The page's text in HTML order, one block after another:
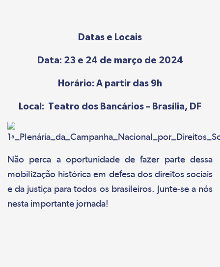
Datas e Locais
Data: 23 e 24 de março de 2024
Horário: A partir das 9h
Local: Teatro dos Bancários – Brasília, DF
Não perca a oportunidade de fazer parte dessa
mobilização histórica em defesa dos direitos sociais
e da justiça para todos os brasileiros. Junte-se a nós
nesta importante jornada!